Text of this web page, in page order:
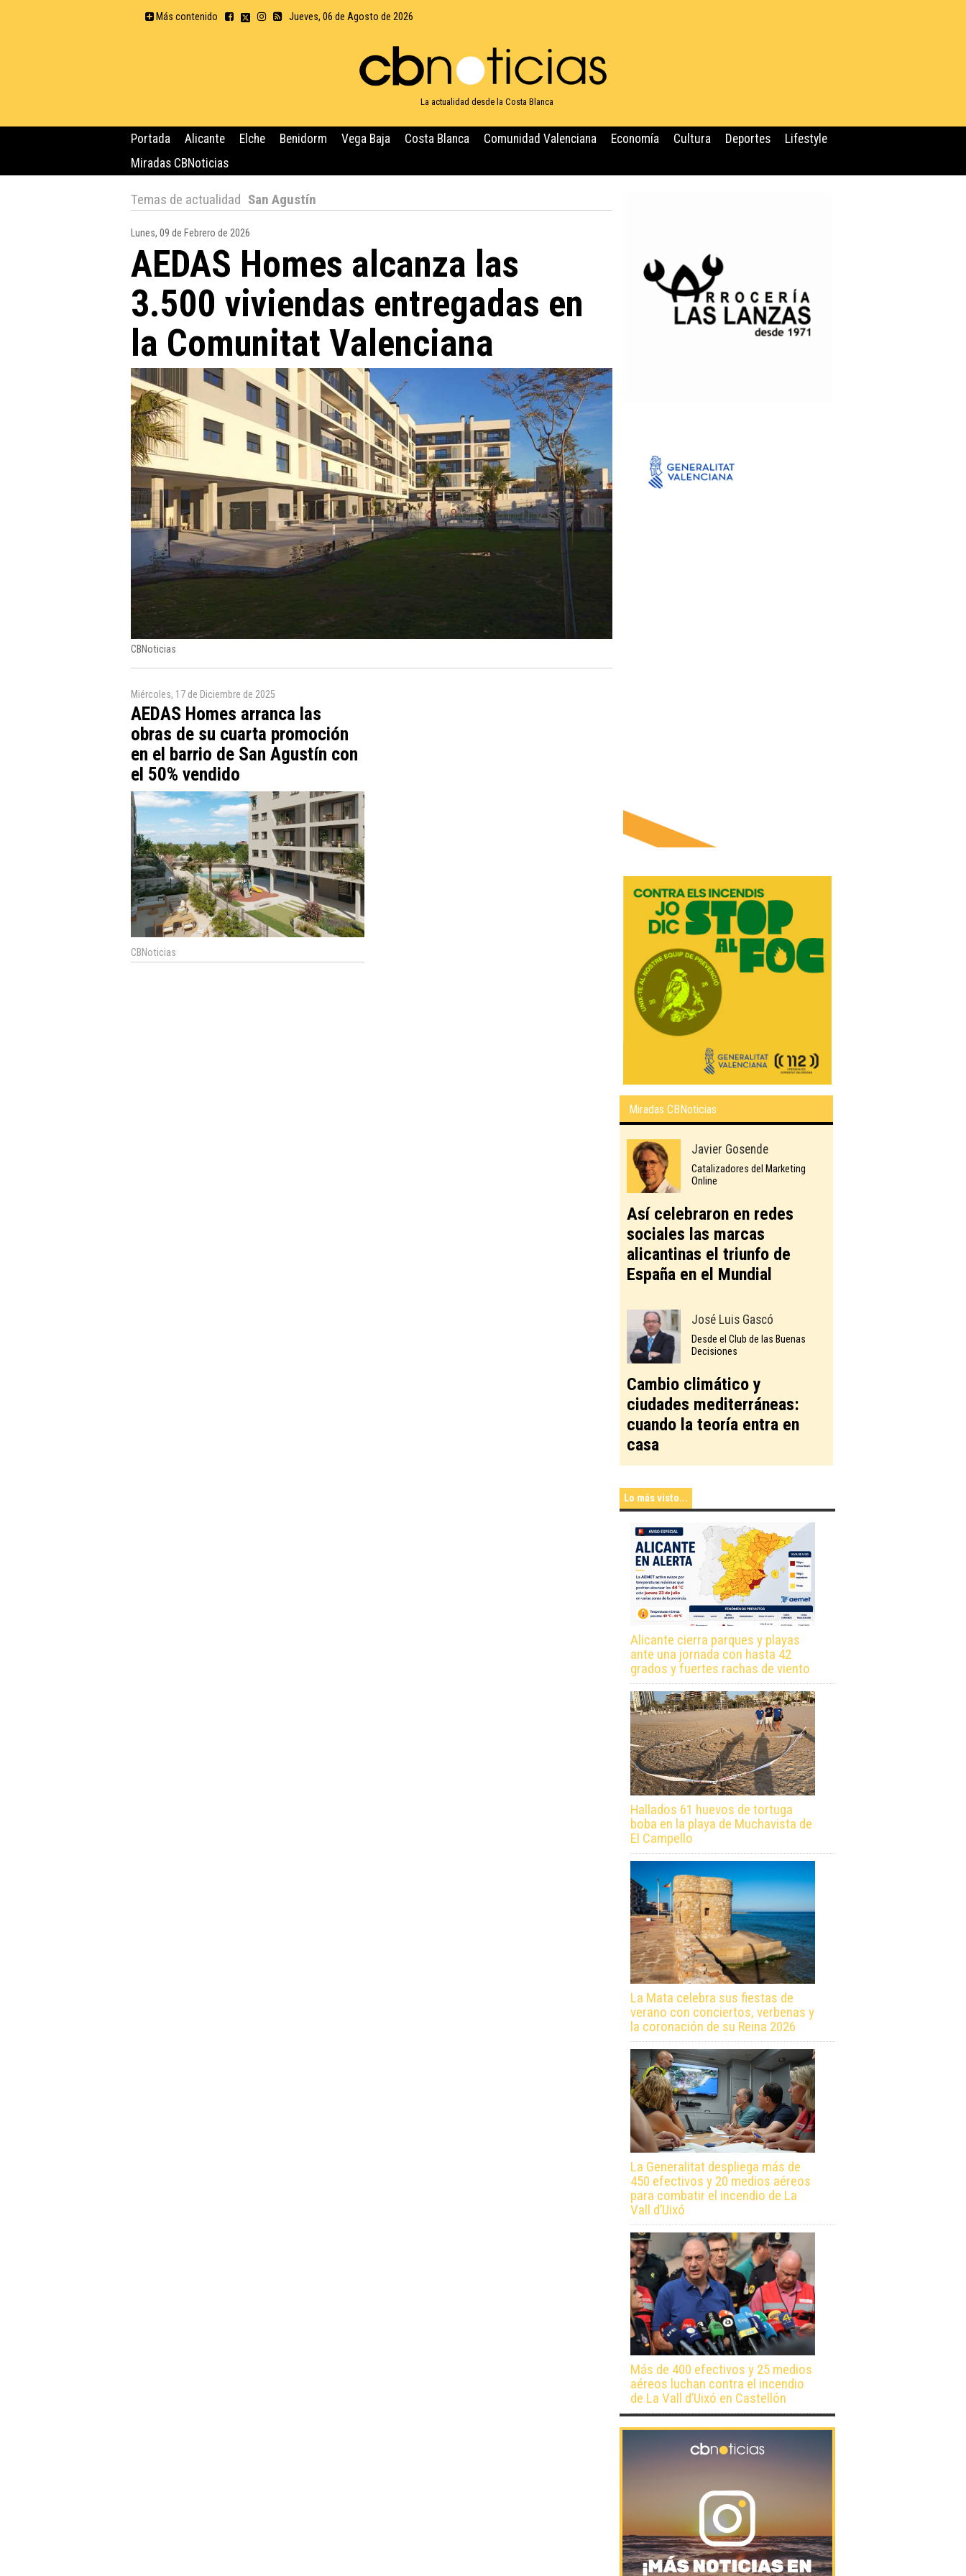
Más contenido Jueves, 06 de Agosto de 2026
La actualidad desde la Costa Blanca
Portada Alicante Elche Benidorm Vega Baja Costa Blanca Comunidad Valenciana Economía Cultura Deportes
Lifestyle
Miradas CBNoticias
Temas de actualidad San Agustín
Lunes, 09 de Febrero de 2026
AEDAS Homes alcanza las
3.500 viviendas entregadas en
la Comunitat Valenciana
CBNoticias
Miércoles, 17 de Diciembre de 2025
AEDAS Homes arranca las
obras de su cuarta promoción
en el barrio de San Agustín con
el 50% vendido
CBNoticias
Miradas CBNoticias
Javier Gosende
Catalizadores del Marketing
Online
Así celebraron en redes
sociales las marcas
alicantinas el triunfo de
España en el Mundial
José Luis Gascó
Desde el Club de las Buenas
Decisiones
Cambio climático y
ciudades mediterráneas:
cuando la teoría entra en
casa
Lo más visto...
Alicante cierra parques y playas
ante una jornada con hasta 42
grados y fuertes rachas de viento
Hallados 61 huevos de tortuga
boba en la playa de Muchavista de
El Campello
La Mata celebra sus fiestas de
verano con conciertos, verbenas y
la coronación de su Reina 2026
La Generalitat despliega más de
450 efectivos y 20 medios aéreos
para combatir el incendio de La
Vall d’Uixó
Más de 400 efectivos y 25 medios
aéreos luchan contra el incendio
de La Vall d’Uixó en Castellón